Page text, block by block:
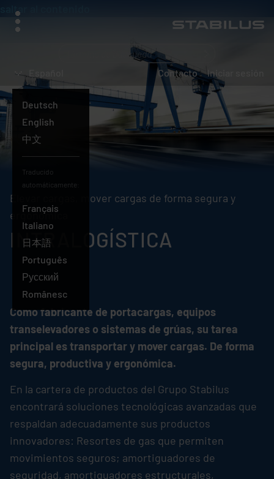
saltar al contenido
menú
Deutsch
English
中文
Español
Traducido
automáticamente:
Français
Italiano
日本語
Português
Русский
Românesc
Contacto Iniciar sesión
Elevar cargas, mover cargas de forma segura y
ergonómica
INTRALOGÍSTICA
Como fabricante de portacargas, equipos
transelevadores o sistemas de grúas, su tarea
principal es transportar y mover cargas. De forma
segura, productiva y ergonómica.
En la cartera de productos del Grupo Stabilus
encontrará soluciones tecnológicas avanzadas que
respaldan adecuadamente sus productos
innovadores: Resortes de gas que permiten
movimientos seguros; amortiguadores de
seguridad, amortiguadores estructurales,